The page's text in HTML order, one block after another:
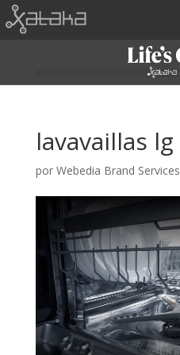
lavavaillas lg
por Webedia Brand Services